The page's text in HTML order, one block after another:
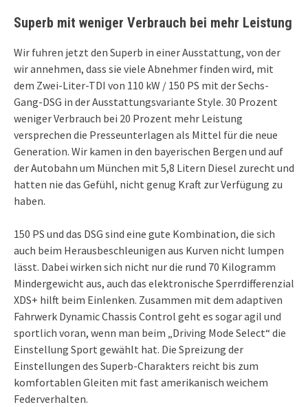
Superb mit weniger Verbrauch bei mehr Leistung
Wir fuhren jetzt den Superb in einer Ausstattung, von der
wir annehmen, dass sie viele Abnehmer finden wird, mit
dem Zwei-Liter-TDI von 110 kW / 150 PS mit der Sechs-
Gang-DSG in der Ausstattungsvariante Style. 30 Prozent
weniger Verbrauch bei 20 Prozent mehr Leistung
versprechen die Presseunterlagen als Mittel für die neue
Generation. Wir kamen in den bayerischen Bergen und auf
der Autobahn um München mit 5,8 Litern Diesel zurecht und
hatten nie das Gefühl, nicht genug Kraft zur Verfügung zu
haben.
150 PS und das DSG sind eine gute Kombination, die sich
auch beim Herausbeschleunigen aus Kurven nicht lumpen
lässt. Dabei wirken sich nicht nur die rund 70 Kilogramm
Mindergewicht aus, auch das elektronische Sperrdifferenzial
XDS+ hilft beim Einlenken. Zusammen mit dem adaptiven
Fahrwerk Dynamic Chassis Control geht es sogar agil und
sportlich voran, wenn man beim „Driving Mode Select“ die
Einstellung Sport gewählt hat. Die Spreizung der
Einstellungen des Superb-Charakters reicht bis zum
komfortablen Gleiten mit fast amerikanisch weichem
Federverhalten.